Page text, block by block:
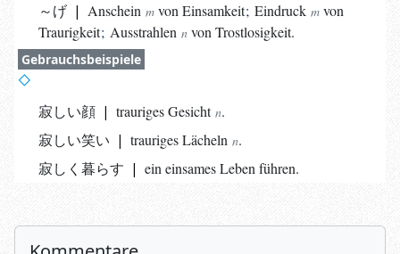
～げ | Anschein m von Einsamkeit; Eindruck m von
Traurigkeit; Ausstrahlen n von Trostlosigkeit.
Gebrauchsbeispiele
寂しい顔 | traurigesGesichtn.
寂しい笑い | traurigesLächeln n.
寂しく暮らす | ein einsames Leben führen.